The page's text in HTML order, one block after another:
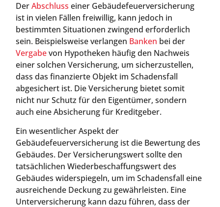
DerAbschluss einer Gebäudefeuerversicherung
ist in vielen Fällen freiwillig, kann jedoch in
bestimmten Situationen zwingend erforderlich
sein. Beispielsweise verlangen Banken bei der
Vergabevon Hypotheken häufig den Nachweis
einer solchen Versicherung, um sicherzustellen,
dass das finanzierte Objekt im Schadensfall
abgesichert ist. Die Versicherung bietet somit
nicht nur Schutz für den Eigentümer, sondern
auch eine Absicherung für Kreditgeber.
Ein wesentlicher Aspekt der
Gebäudefeuerversicherung ist die Bewertung des
Gebäudes. Der Versicherungswert sollte den
tatsächlichen Wiederbeschaffungswert des
Gebäudes widerspiegeln, um im Schadensfall eine
ausreichende Deckung zu gewährleisten. Eine
Unterversicherung kann dazu führen, dass der